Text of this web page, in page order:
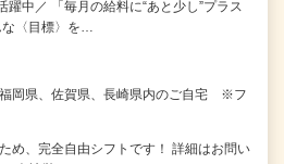
躍中／ 「毎月の給料に“あと少し”プラス
〈目標〉を…
岡県、佐賀県、長崎県内のご自宅 ※フ
め、完全自由シフトです！ 詳細はお問い